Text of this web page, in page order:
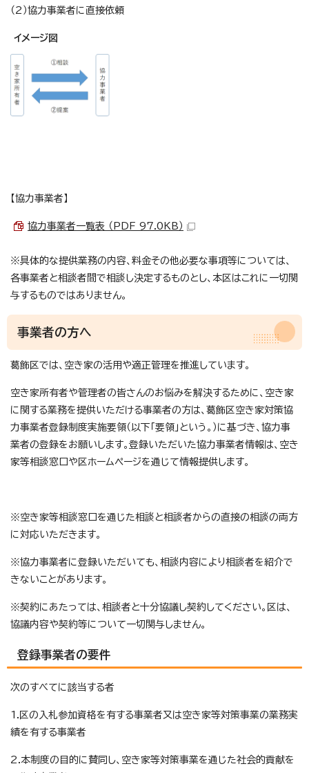
（2）協力事業者に直接依頼
イメージ図
【協力事業者】
協力事業者一覧表 （PDF 97.0KB）
※具体的な提供業務の内容、料金その他必要な事項等については、
各事業者と相談者間で相談し決定するものとし、本区はこれに一切関
与するものではありません。
事業者の方へ
葛飾区では、空き家の活用や適正管理を推進しています。
空き家所有者や管理者の皆さんのお悩みを解決するために、空き家
に関する業務を提供いただける事業者の方は、葛飾区空き家対策協
力事業者登録制度実施要領（以下「要領」という。）に基づき、協力事
業者の登録をお願いします。登録いただいた協力事業者情報は、空き
家等相談窓口や区ホームページを通じて情報提供します。
※空き家等相談窓口を通じた相談と相談者からの直接の相談の両方
に対応いただきます。
※協力事業者に登録いただいても、相談内容により相談者を紹介で
きないことがあります。
※契約にあたっては、相談者と十分協議し契約してください。区は、
協議内容や契約等について一切関与しません。
登録事業者の要件
次のすべてに該当する者
1.区の入札参加資格を有する事業者又は空き家等対策事業の業務実
績を有する事業者
2.本制度の目的に賛同し、空き家等対策事業を通じた社会的貢献を